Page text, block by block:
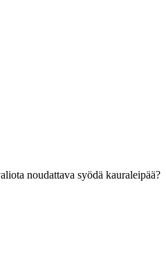
noudattava syödä kauraleipää?